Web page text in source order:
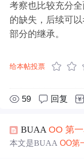
考察也比较充分
的缺失，后续可
部分的继承。
给本帖投票
59 回复
BUAA OO 第一
本文是BUAAOO第